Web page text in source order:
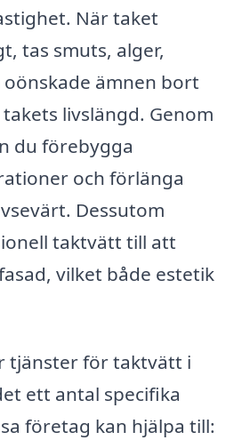
När taket
tas smuts, alger,
ämnen bort
livslängd. Genom
du förebygga
och förlänga
Dessutom
taktvätt till att
vilket både estetik
tjänster för taktvätt i
ett antal specifika
företag kan hjälpa till: